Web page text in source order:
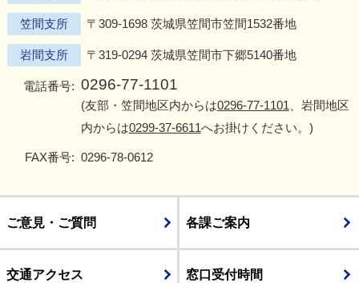
笠間支所 〒309-1698 茨城県笠間市笠間1532番地
岩間支所 〒319-0294 茨城県笠間市下郷5140番地
電話番号: 0296-77-1101
(友部・笠間地区内からは0296-77-1101 、岩間地区
内からは0299-37-6611へお掛けください。)
FAX番号: 0296-78-0612
ご意見・ご質問 各課ご案内
交通アクセス 窓口受付時間